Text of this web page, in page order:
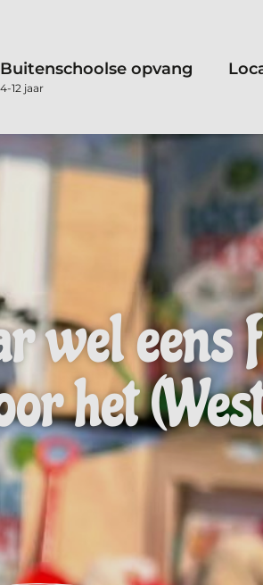
Buitenschoolse opvang
4-12 jaar
wel eens
het